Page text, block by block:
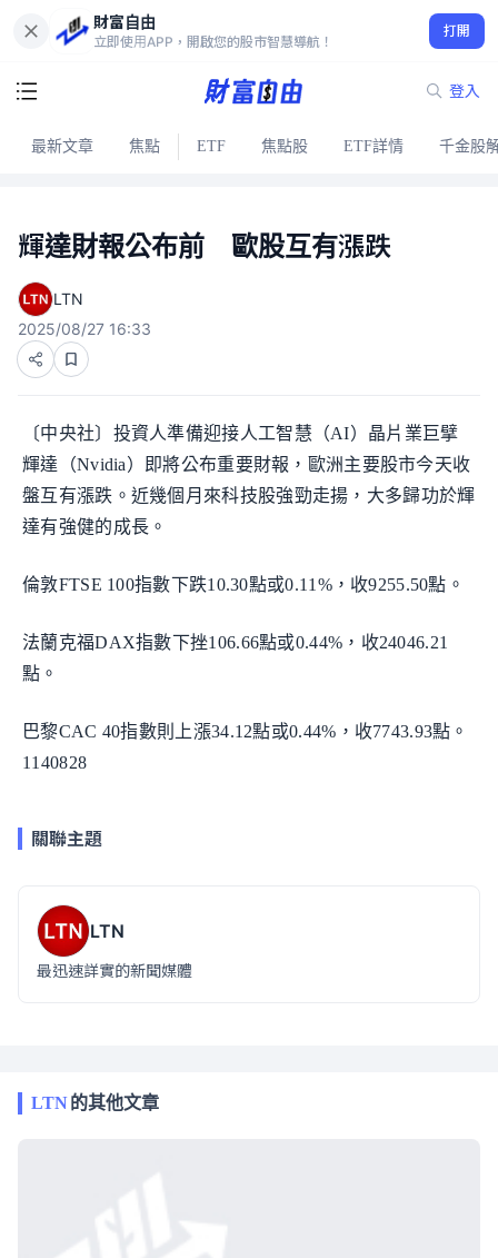
財富自由
立即使用APP，開啟您的股市智慧導航！
打開
登入
最新文章 焦點 ETF 焦點股 ETF詳情 千金股
輝達財報公布前 歐股互有漲跌
LTN
2025/08/27 16:33
〔中央社〕投資人準備迎接人工智慧（AI）晶片業巨擘
輝達（Nvidia）即將公布重要財報，歐洲主要股市今天收
盤互有漲跌。近幾個月來科技股強勁走揚，大多歸功於輝
達有強健的成長。
倫敦FTSE 100指數下跌10.30點或0.11%，收9255.50點。
法蘭克福DAX指數下挫106.66點或0.44%，收24046.21
點。
巴黎CAC 40指數則上漲34.12點或0.44%，收7743.93點。
1140828
關聯主題
LTN
最迅速詳實的新聞媒體
LTN的其他文章